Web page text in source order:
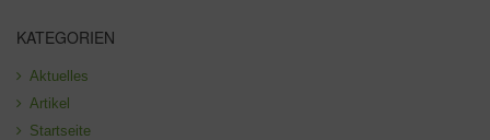
KATEGORIEN
Aktuelles
Artikel
Startseite